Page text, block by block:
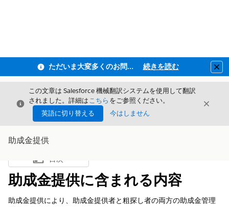
ただいま大変多くのお問い合わせをいただいており、ご連絡までにお時間を頂戴しております 続きを読む
閉じる
この文章は Salesforce 機械翻訳システムを使用して翻訳
されました。詳細はこちら をご参照ください。
英語に切り替える
今はしません
閉じる
助成金提供
目次を表示
目次
助成金提供に含まれる内容
助成金提供により、助成金提供者と粗探し者の両方の助成金管理